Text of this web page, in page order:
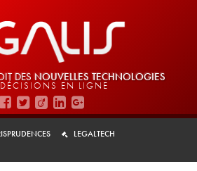
DES NOUVELLES TECHNOLOGIES
EN LIGNE
LEGALTECH